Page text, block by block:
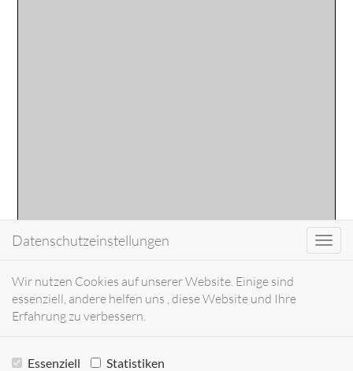
Datenschutzeinstellungen
Wir nutzen Cookies auf unserer Website. Einige sind
essenziell, andere helfen uns , diese Website und Ihre
Erfahrung zu verbessern.
Essenziell Statistiken